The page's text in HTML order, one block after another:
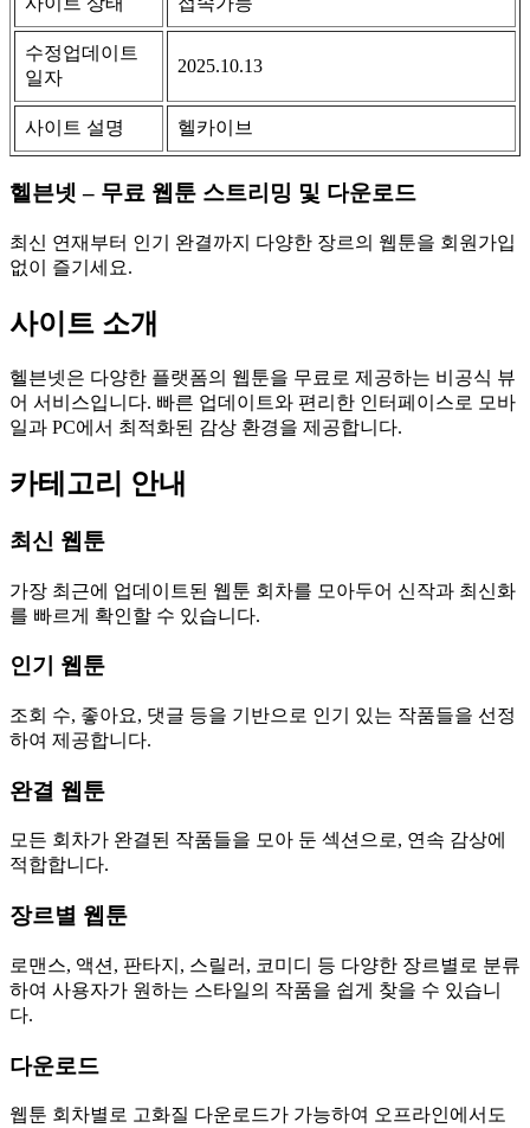
수정업데이트
일자
2025.10.13
사이트 설명 헬카이브
헬븐넷 – 무료 웹툰 스트리밍 및 다운로드
최신 연재부터 인기 완결까지 다양한 장르의 웹툰을 회원가입
없이 즐기세요.
사이트 소개
헬븐넷은 다양한 플랫폼의 웹툰을 무료로 제공하는 비공식 뷰
어 서비스입니다. 빠른 업데이트와 편리한 인터페이스로 모바
일과 PC에서 최적화된 감상 환경을 제공합니다.
카테고리 안내
최신 웹툰
가장 최근에 업데이트된 웹툰 회차를 모아두어 신작과 최신화
를 빠르게 확인할 수 있습니다.
인기 웹툰
조회 수, 좋아요, 댓글 등을 기반으로 인기 있는 작품들을 선정
하여 제공합니다.
완결 웹툰
모든 회차가 완결된 작품들을 모아 둔 섹션으로, 연속 감상에
적합합니다.
장르별 웹툰
로맨스, 액션, 판타지, 스릴러, 코미디 등 다양한 장르별로 분류
하여 사용자가 원하는 스타일의 작품을 쉽게 찾을 수 있습니
다.
다운로드
웹툰 회차별로 고화질 다운로드가 가능하여 오프라인에서도